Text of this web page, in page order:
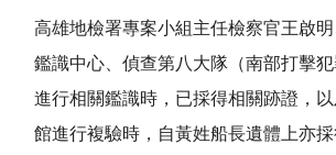
高雄地檢署專案小組主任檢察官王啟
鑑識中心、偵查第八大隊（南部打擊
進行相關鑑識時，已採得相關跡證，
館進行複驗時，自黃姓船長遺體上亦